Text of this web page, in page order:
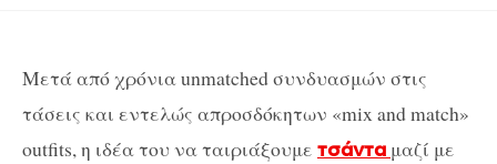
Μετά από χρόνια unmatched συνδυασμών στις
τάσεις και εντελώς απροσδόκητων «mix and match»
outfits, η ιδέα του να ταιριάξουμε τσάντα μαζί με